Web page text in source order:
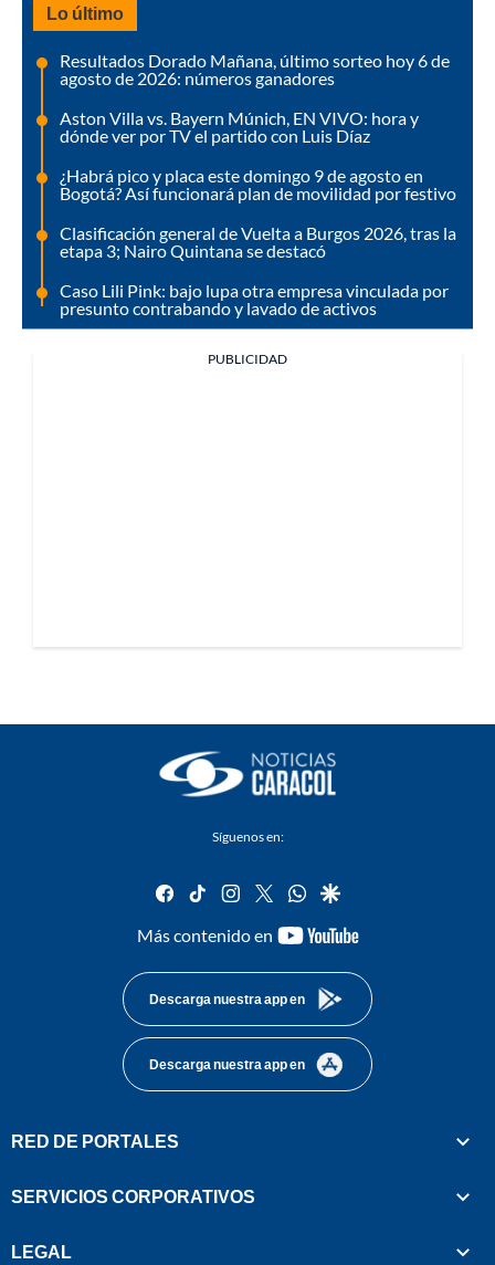
Lo último
Resultados Dorado Mañana, último sorteo hoy 6 de
agosto de 2026: números ganadores
Aston Villa vs. Bayern Múnich, EN VIVO: hora y
dónde ver por TV el partido con Luis Díaz
¿Habrá pico y placa este domingo 9 de agosto en
Bogotá? Así funcionará plan de movilidad por festivo
Clasificación general de Vuelta a Burgos 2026, tras la
etapa 3; Nairo Quintana se destacó
Caso Lili Pink: bajo lupa otra empresa vinculada por
presunto contrabando y lavado de activos
PUBLICIDAD
Síguenos en:
facebook
tiktok instagram
twitterwhatsapp
google
Más contenido en
youtube-
Descarga nuestra app en
Descarga nuestra app en
RED DE PORTALES
SERVICIOS CORPORATIVOS
LEGAL